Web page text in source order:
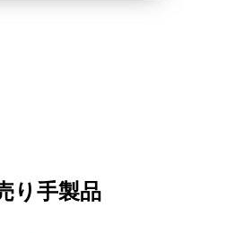
り手製品